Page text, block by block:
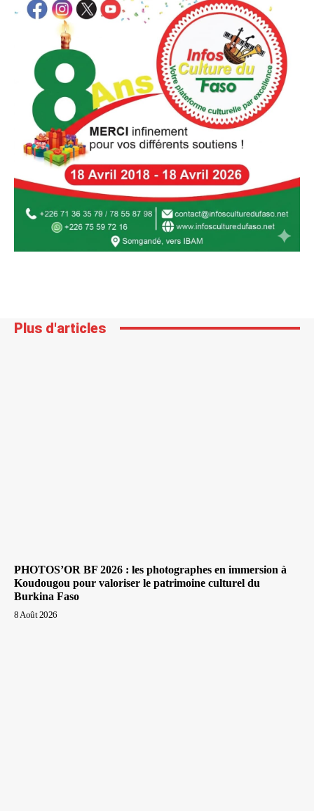
Plus d'articles
PHOTOS’OR BF 2026 : les photographes en immersion à
Koudougou pour valoriser le patrimoine culturel du
Burkina Faso
8 Août 2026